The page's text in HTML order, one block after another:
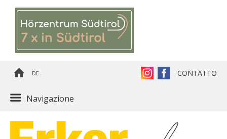
DE CONTATTO
Navigazione